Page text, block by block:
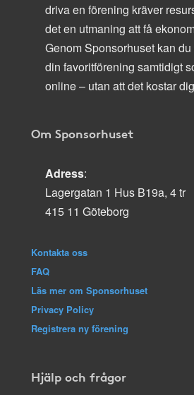
driva en förening kräver
det en utmaning att få
Genom Sponsorhuset kan
din favoritförening samtidigt
online – utan att det kostar
Om Sponsorhuset
Adress:
Lagergatan 1 Hus B19a, 4 tr
415 11 Göteborg
Kontakta oss
FAQ
Läs mer om Sponsorhuset
Privacy Policy
Registrera ny förening
Hjälp och frågor